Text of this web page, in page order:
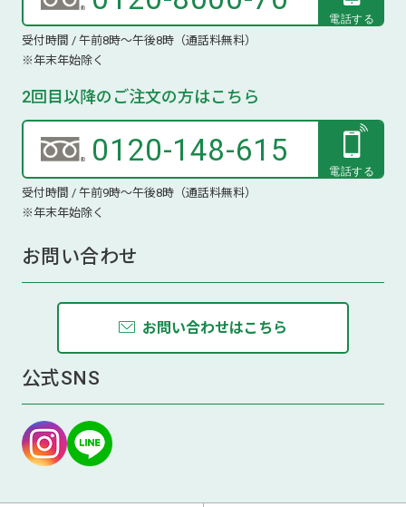
受付時間 / 午前8時～午後8時（通話料無料）
※年末年始除く
2回目以降のご注文の方はこちら
0120-148-615
受付時間 / 午前9時～午後8時（通話料無料）
※年末年始除く
お問い合わせ
お問い合わせはこちら
公式SNS